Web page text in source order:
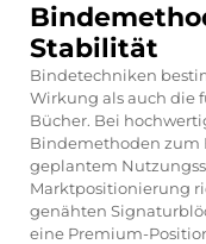
Stabilität
Bindetechniken
Wirkung als auch die
Bücher. Bei
Bindemethoden zum
geplantem
Marktpositionierung
genähten
eine Premium-